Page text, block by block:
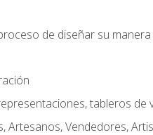
de diseñar su
tableros de
Artesanos, Vendedores,